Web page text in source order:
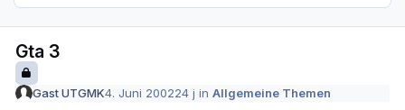
Gta 3
Gast UTGMK4. Juni 200224 j inAllgemeine Themen